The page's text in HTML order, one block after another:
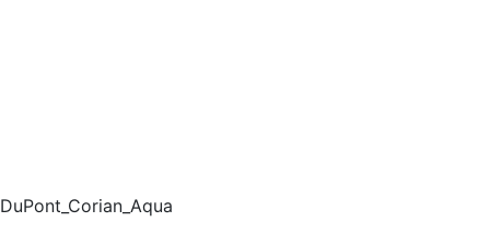
DuPont_Corian_Aqua